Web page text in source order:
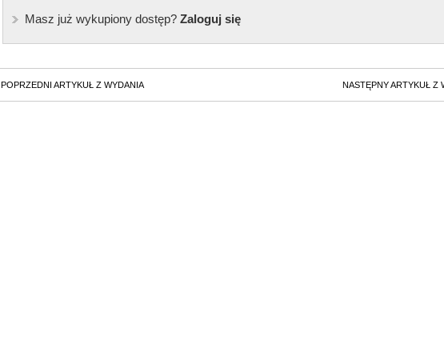
Masz już wykupiony dostęp?Zaloguj się
POPRZEDNI ARTYKUŁ Z WYDANIA NASTĘPNY ARTYKUŁ Z